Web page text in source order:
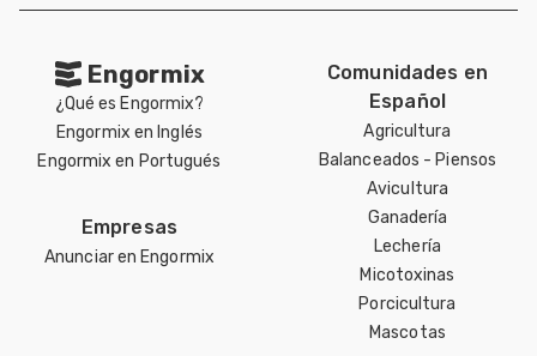
Engormix
¿Qué es Engormix?
Engormix en Inglés
Engormix en Portugués
Empresas
Anunciar en Engormix
Comunidades en
Español
Agricultura
Balanceados - Piensos
Avicultura
Ganadería
Lechería
Micotoxinas
Porcicultura
Mascotas